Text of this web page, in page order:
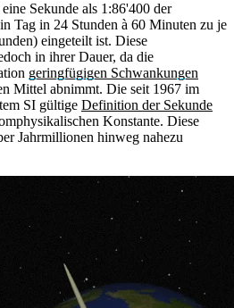
Sekunde als 1:86'400 der
Tag in 24 Stunden à 60 Minuten zu je
eingeteilt ist. Diese
in ihrer Dauer, da die
geringfügigen Schwankungen
Mittel abnimmt. Die seit 1967 im
SI gültige Definition der Sekunde
Konstante. Diese
Jahrmillionen hinweg nahezu